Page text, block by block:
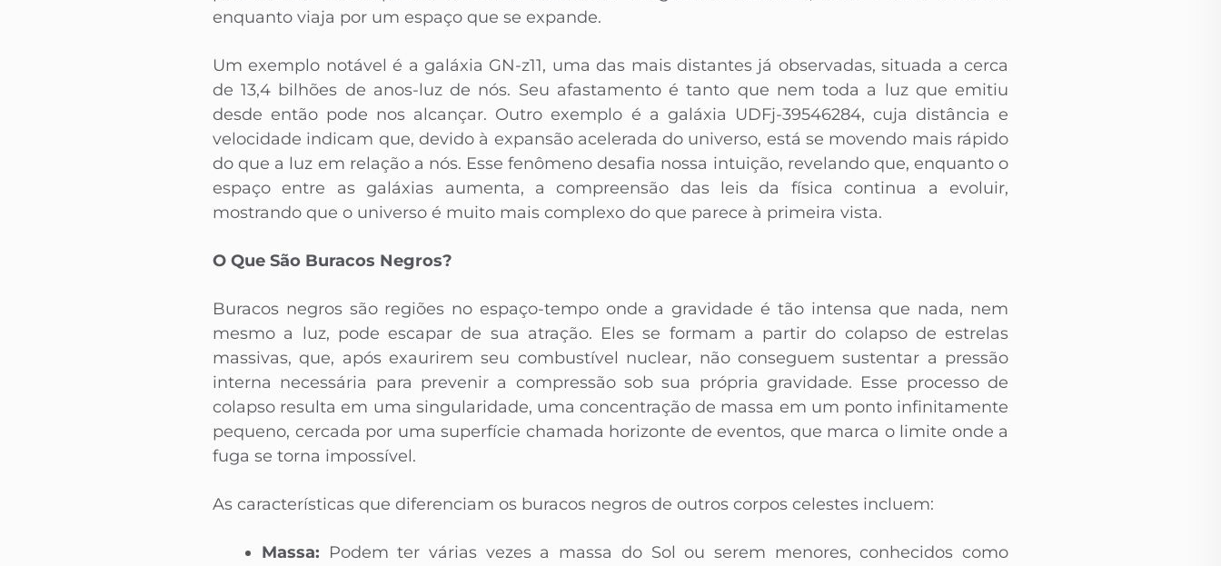
enquanto viaja por um espaço que se expande.
Um exemplo notável é a galáxia GN-z11, uma das mais distantes já observadas, situada a cerca
de 13,4 bilhões de anos-luz de nós. Seu afastamento é tanto que nem toda a luz que emitiu
desde então pode nos alcançar. Outro exemplo é a galáxia UDFj-39546284, cuja distância e
velocidade indicam que, devido à expansão acelerada do universo, está se movendo mais rápido
do que a luz em relação a nós. Esse fenômeno desafia nossa intuição, revelando que, enquanto o
espaço entre as galáxias aumenta, a compreensão das leis da física continua a evoluir,
mostrando que o universo é muito mais complexo do que parece à primeira vista.
O Que São Buracos Negros?
Buracos negros são regiões no espaço-tempo onde a gravidade é tão intensa que nada, nem
mesmo a luz, pode escapar de sua atração. Eles se formam a partir do colapso de estrelas
massivas, que, após exaurirem seu combustível nuclear, não conseguem sustentar a pressão
interna necessária para prevenir a compressão sob sua própria gravidade. Esse processo de
colapso resulta em uma singularidade, uma concentração de massa em um ponto infinitamente
pequeno, cercada por uma superfície chamada horizonte de eventos, que marca o limite onde a
fuga se torna impossível.
As características que diferenciam os buracos negros de outros corpos celestes incluem:
Massa: Podem ter várias vezes a massa do Sol ou serem menores, conhecidos como